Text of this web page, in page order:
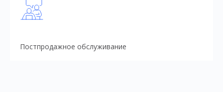
Постпродажное обслуживание